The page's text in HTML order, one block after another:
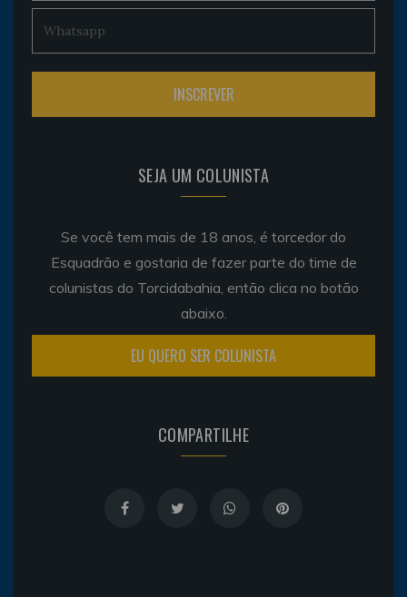
SEJA UM COLUNISTA
Se você tem mais de 18 anos, é torcedor do
Esquadrão e gostaria de fazer parte do time de
colunistas do Torcidabahia, então clica no botão
abaixo.
EU QUERO SER COLUNISTA
COMPARTILHE